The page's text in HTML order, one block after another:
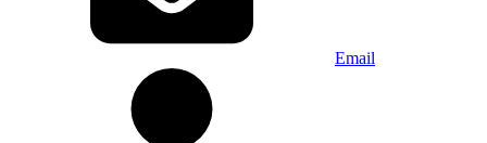
Email